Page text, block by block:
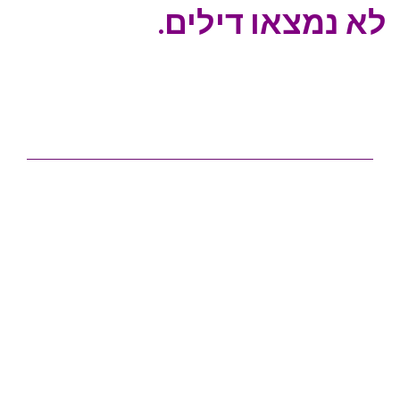
לא נמצאו דילים.